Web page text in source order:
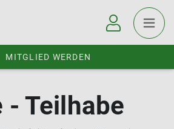
MITGLIED WERDEN
- Teilhabe